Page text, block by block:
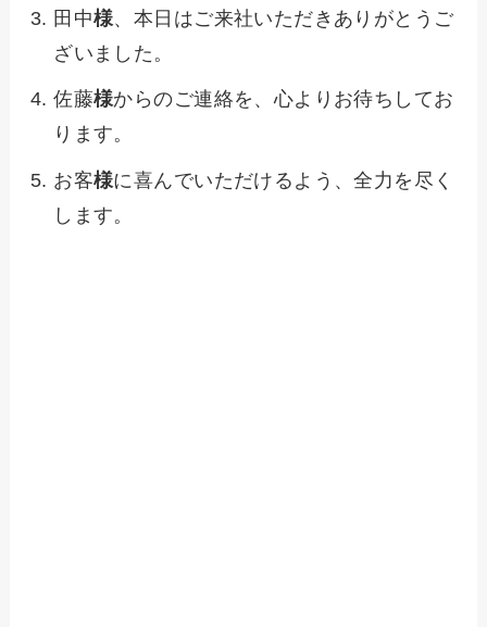
田中様、本日はご来社いただきありがとうご
ざいました。
佐藤様からのご連絡を、心よりお待ちしてお
ります。
お客様に喜んでいただけるよう、全力を尽く
します。